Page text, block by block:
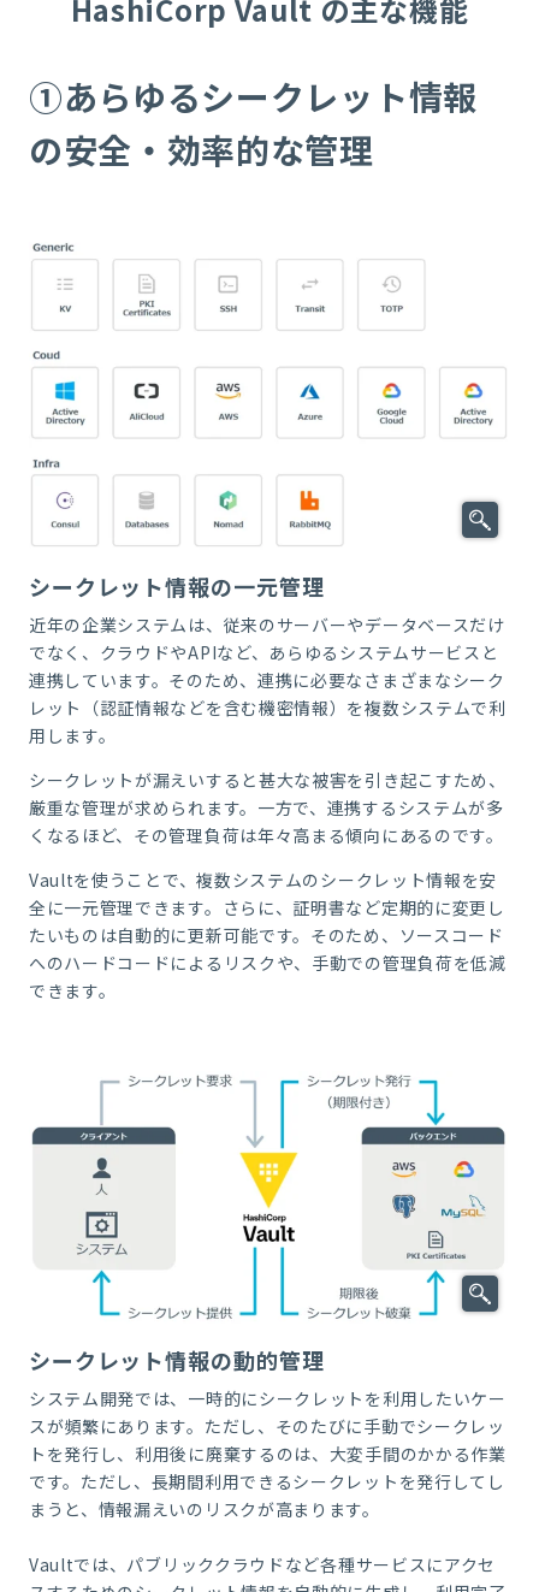
HashiCorp Vault の主な機能
①あらゆるシークレット情報
の安全・効率的な管理
シークレット情報の一元管理
近年の企業システムは、従来のサーバーやデータベースだけ
でなく、クラウドやAPIなど、あらゆるシステムサービスと
連携しています。そのため、連携に必要なさまざまなシーク
レット（認証情報などを含む機密情報）を複数システムで利
用します。
シークレットが漏えいすると甚大な被害を引き起こすため、
厳重な管理が求められます。一方で、連携するシステムが多
くなるほど、その管理負荷は年々高まる傾向にあるのです。
Vaultを使うことで、複数システムのシークレット情報を安
全に一元管理できます。さらに、証明書など定期的に変更し
たいものは自動的に更新可能です。そのため、ソースコード
へのハードコードによるリスクや、手動での管理負荷を低減
できます。
シークレット情報の動的管理
システム開発では、一時的にシークレットを利用したいケー
スが頻繁にあります。ただし、そのたびに手動でシークレッ
トを発行し、利用後に廃棄するのは、大変手間のかかる作業
です。ただし、長期間利用できるシークレットを発行してし
まうと、情報漏えいのリスクが高まります。
Vaultでは、パブリッククラウドなど各種サービスにアクセ